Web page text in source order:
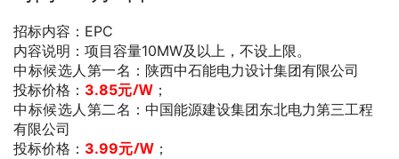
招标内容：EPC
内容说明：项目容量10MW及以上，不设上限。
中标候选人第一名 ：陕西中石能电力设计集团有限公司
投标价格： 3.85元/W；
中标候选人第二名 ：中国能源建设集团东北电力第三工程
有限公司
投标价格： 3.99元/W；